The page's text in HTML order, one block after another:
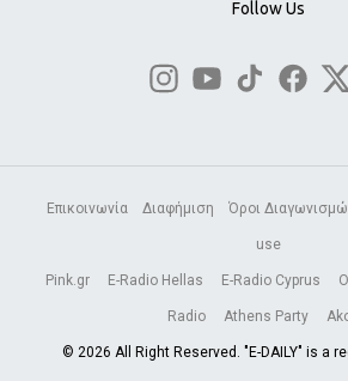
Follow Us
Επικοινωνία Διαφήμιση Όροι
use
Pink.gr E-Radio Hellas E-Radio Cyprus
Radio Athens Party
© 2026 All Right Reserved. "E-DAILY" is a